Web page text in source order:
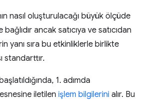
nasıl oluşturulacağı büyük ölçüde
ancak satıcıya ve satıcıdan
yanı sıra bu etkinliklerle birlikte
standarttır.
1. adımda
iletilen işlem bilgilerini alır. Bu